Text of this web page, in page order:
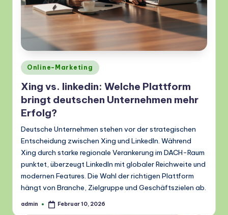
Posted
in
Online-Marketing
Xing vs. linkedin: Welche Plattform
bringt deutschen Unternehmen mehr
Erfolg?
Deutsche Unternehmen stehen vor der strategischen
Entscheidung zwischen Xing und LinkedIn. Während
Xing durch starke regionale Verankerung im DACH-Raum
punktet, überzeugt LinkedIn mit globaler Reichweite und
modernen Features. Die Wahl der richtigen Plattform
hängt von Branche, Zielgruppe und Geschäftszielen ab.
Posted
admin Februar 10, 2026